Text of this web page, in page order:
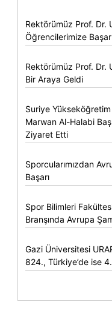
Rektörümüz Prof. Dr.
Öğrencilerimize
Rektörümüz Prof. Dr.
Bir Araya Geldi
Suriye Yükseköğretim
Marwan Al-Halabi
Ziyaret Etti
Sporcularımızdan
Başarı
Spor Bilimleri
Branşında Avrupa
Gazi Üniversitesi
824., Türkiye’de ise